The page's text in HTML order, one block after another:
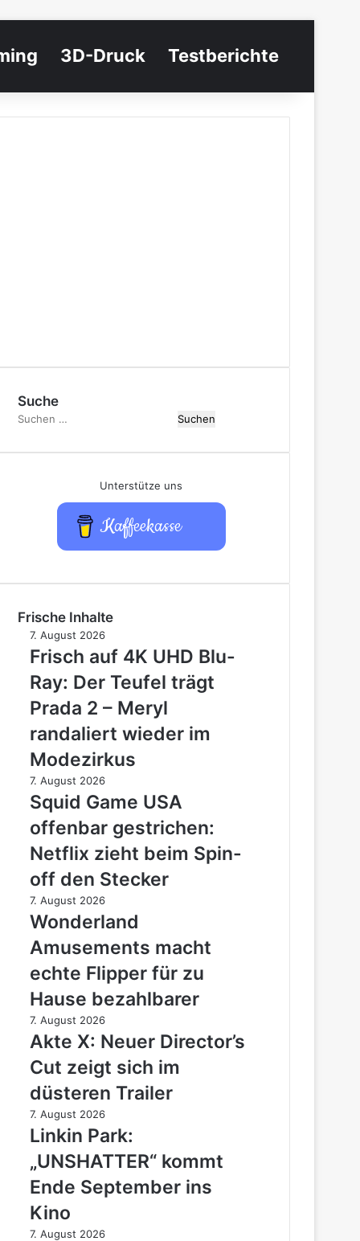
3D-Druck Testberichte
Suche
Suchen
Unterstütze uns
Kaffeekasse
Frische Inhalte
Frisch
auf
UHD
Blu-
Ray:
Der
Teufel
trägt
Prada
2
Meryl
randaliert
wieder
im
Modezirkus
7. August 2026
Frisch auf 4K UHD Blu-
Ray: Der Teufel trägt
Prada 2 – Meryl
randaliert wieder im
Modezirkus
Squid
Game
USA
offenbar
gestrichen:
Netflix
zieht
beim
Spin-
off
den
Stecker
7. August 2026
Squid Game USA
offenbar gestrichen:
Netflix zieht beim Spin-
off den Stecker
Wonderland
Amusements
macht
echte
Flipper
für
zu
Hause
bezahlbarer
7. August 2026
Wonderland
Amusements macht
echte Flipper für zu
Hause bezahlbarer
Akte
X:
Neuer
Director’s
Cut
zeigt
sich
im
düsteren
Trailer
7. August 2026
Akte X: Neuer Director’s
Cut zeigt sich im
düsteren Trailer
Linkin
Park:
kommt
Ende
September
ins
Kino
7. August 2026
Linkin Park:
„UNSHATTER“ kommt
Ende September ins
Kino
Monster
7. August 2026